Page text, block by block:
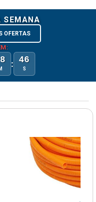
SEMANA
OFERTAS
: 45
S